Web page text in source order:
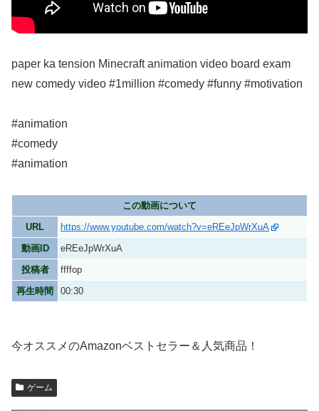
paper ka tension Minecraft animation video board exam
new comedy video #1million #comedy #funny #motivation
#animation
#comedy
#animation
この動画について
URL
https://www.youtube.com/watch?v=eREeJpWrXuA
動画ID
eREeJpWrXuA
投稿者
ffffop
再生時間
00:30
今オススメのAmazonベストセラー＆人気商品！
ゲーム